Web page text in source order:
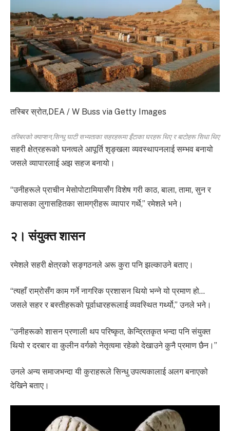
तस्बिर स्रोत,DEA / W Buss via Getty Images
तस्बिरको क्याप्शन,सिन्धु घाटी सभ्यताका सहरहरूमा इँटाका घरहरू थिए र बाटोहरू सिधा थिए
सहरी क्षेत्रहरूको घनत्वले आपूर्ति शृङ्खला व्यवस्थापनलाई सम्भव बनायो
जसले व्यापारलाई अझ सहज बनायो।
“उनीहरूले प्राचीन मेसोपोटामियासँग विशेष गरी काठ, बाला, तामा, सुन र
कपासका लुगासहितका सामग्रीहरू व्यापार गर्थे,” रमेशले भने।
२। संयुक्त शासन
रमेशले सहरी क्षेत्रको सङ्गठनले अरू कुरा पनि झल्काउने बताए।
“त्यहाँ राम्रोसँग काम गर्ने नागरिक प्रशासन थियो भन्ने यो प्रमाण हो…
जसले सहर र बस्तीहरूको पूर्वाधारहरूलाई व्यवस्थित गर्थ्यो,” उनले भने।
“उनीहरूको शासन प्रणाली थप परिष्कृत, केन्द्रितकृत भन्दा पनि संयुक्त
थियो र दरबार वा कुलीन वर्गको नेतृत्वमा रहेको देखाउने कुनै प्रमाण छैन।”
उनले अन्य समाजभन्दा यी कुराहरूले सिन्धु उपत्यकालाई अलग बनाएको
देखिने बताए।